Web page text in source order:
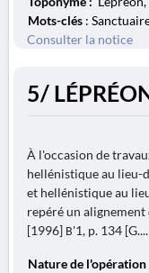
Mots-clés :
Consulter la notice
5/
À l'occasion de
hellénistique au lieu-
et hellénistique au
repéré un
[1996] Β'1, p. 134 [G....
Nature de l'opération